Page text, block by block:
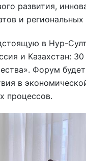
развития,
и региональных
в Нур-
и Казахстан: 30
Форум
в
процессов.